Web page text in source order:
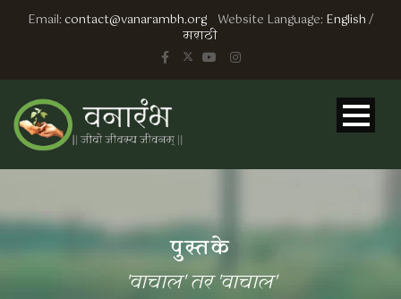
Email:contact@vanarambh.org Website Language: English/
मराठी
पुस्तके
'वाचाल' तर 'वाचाल'